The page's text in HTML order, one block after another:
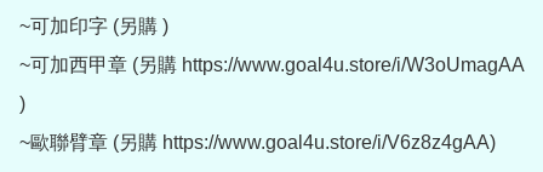
~可加印字 (另購 )
~可加西甲章 (另購 https://www.goal4u.store/i/W3oUmagAA
)
~歐聯臂章 (另購 https://www.goal4u.store/i/V6z8z4gAA)